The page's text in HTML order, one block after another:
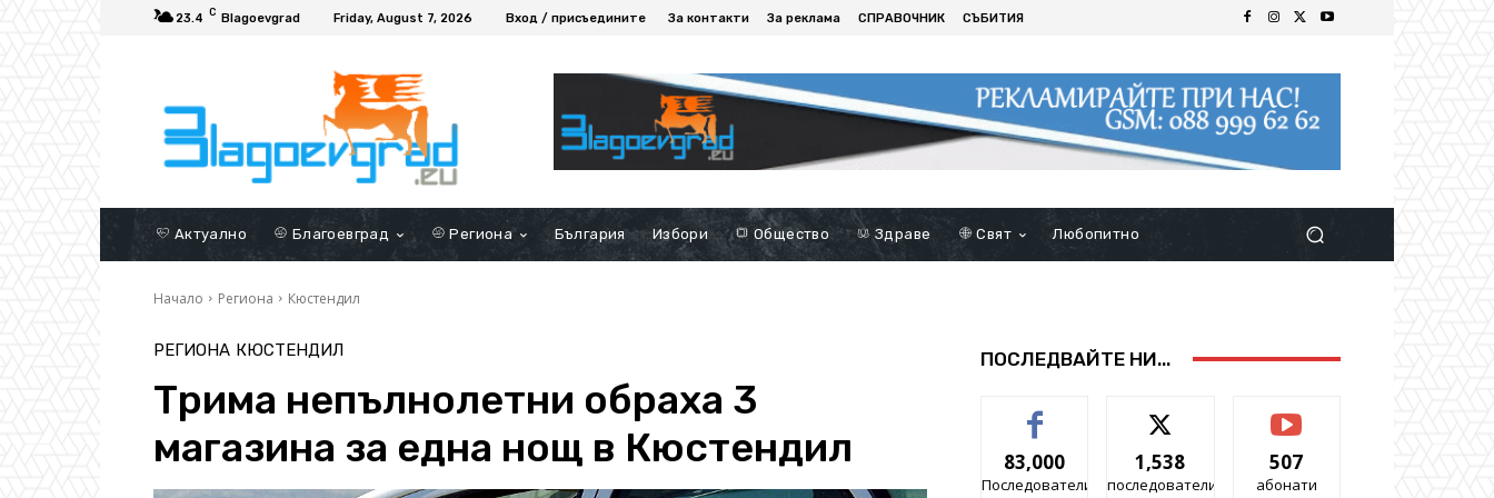
23.4 C Blagoevgrad Friday, August 7, 2026 Вход / присъедините За контакти За реклама СПРАВОЧНИК СЪБИТИЯ
Актуално Благоевград Региона България Избори Общество Здраве Свят Любопитно
Начало Региона Кюстендил
РЕГИОНА КЮСТЕНДИЛ
Трима непълнолетни обраха 3
магазина за една нощ в Кюстендил
ПОСЛЕДВАЙТЕ НИ...
83,000
Последователи
1,538
последователи
507
абонати